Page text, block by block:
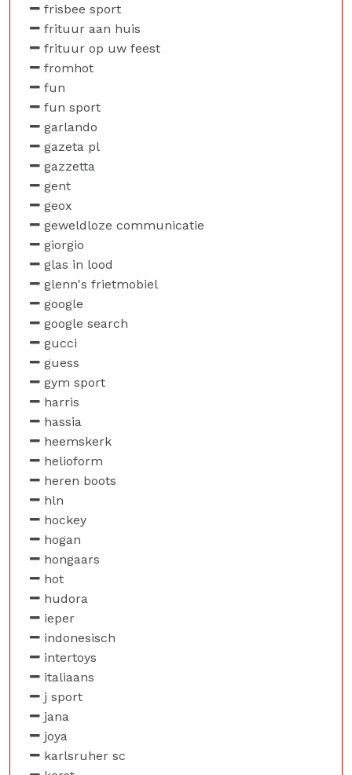
frisbee sport
frituur aan huis
frituur op uw feest
fromhot
fun
fun sport
garlando
gazeta pl
gazzetta
gent
geox
geweldloze communicatie
giorgio
glas in lood
glenn's frietmobiel
google
google search
gucci
guess
gym sport
harris
hassia
heemskerk
helioform
heren boots
hln
hockey
hogan
hongaars
hot
hudora
ieper
indonesisch
intertoys
italiaans
j sport
jana
joya
karlsruher sc